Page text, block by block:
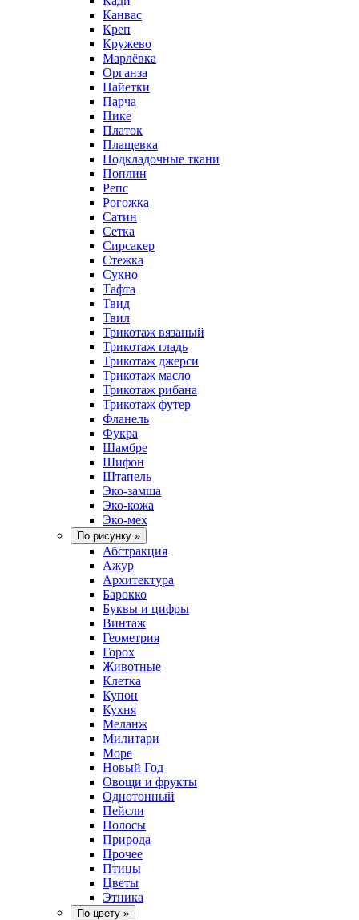
Канвас
Креп
Кружево
Марлёвка
Органза
Пайетки
Парча
Пике
Платок
Плащевка
Подкладочные ткани
Поплин
Репс
Рогожка
Сатин
Сетка
Сирсакер
Стежка
Сукно
Тафта
Твид
Твил
Трикотаж вязаный
Трикотаж гладь
Трикотаж джерси
Трикотаж масло
Трикотаж рибана
Трикотаж футер
Фланель
Фукра
Шамбре
Шифон
Штапель
Эко-замша
Эко-кожа
Эко-мех
По рисунку »
Абстракция
Ажур
Архитектура
Барокко
Буквы и цифры
Винтаж
Геометрия
Горох
Животные
Клетка
Купон
Кухня
Меланж
Милитари
Море
Новый Год
Овощи и фрукты
Однотонный
Пейсли
Полосы
Природа
Прочее
Птицы
Цветы
Этника
По цвету »